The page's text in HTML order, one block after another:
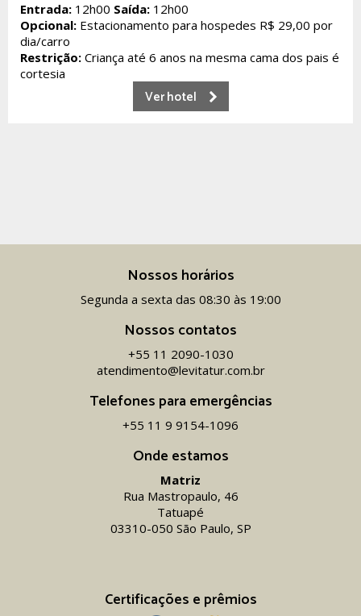
Entrada: 12h00 Saída: 12h00
Opcional: Estacionamento para hospedes R$ 29,00 por
dia/carro
Restrição: Criança até 6 anos na mesma cama dos pais é
cortesia
Ver hotel
Onde estamos
Matriz
Rua Mastropaulo, 46
Tatuapé
03310-050 São Paulo, SP
Certificações e prêmios
Nossos horários
Segunda a sexta das 08:30 às 19:00
Nossos contatos
+55 11 2090-1030
atendimento@levitatur.com.br
Telefones para emergências
+55 11 9 9154-1096‬